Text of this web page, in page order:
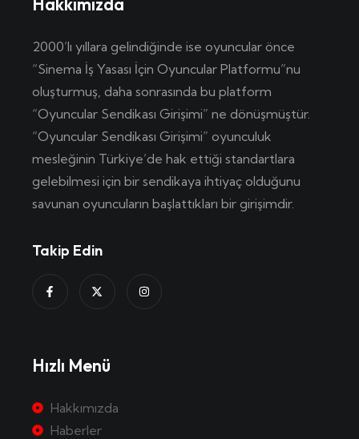
2000’lı yıllara gelindiğinde ise oyuncular önce
“Sinema İş Yasası İçin Oyuncular Platformu”nu
oluşturmuş, daha sonrasında bu platform
“Oyuncular Sendikası Girişimi” ne dönüşmüştür.
“Oyuncular Sendikası Girişimi” oyunculuk
mesleğinin Türkiye’de hak ettiği standartlara
gelebilmesi için bir sendikaya ihtiyaç olduğunu
savunan oyuncuların başlattıkları bir girişimdir.
Takip Edin
Hızlı Menü
Hakkımızda
Haberler